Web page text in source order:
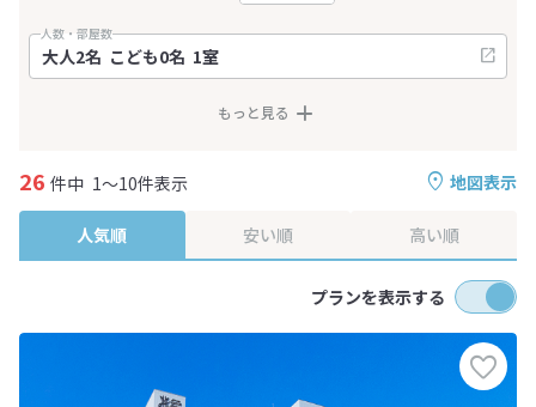
人数・部屋数
もっと見る
地図表示
26 件中 1～10件表示
人気順 安い順 高い順
プランを表示する